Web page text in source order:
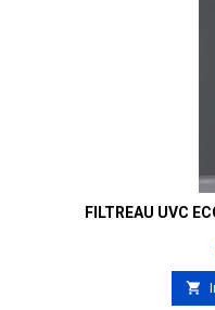
FILTREAU UVC
